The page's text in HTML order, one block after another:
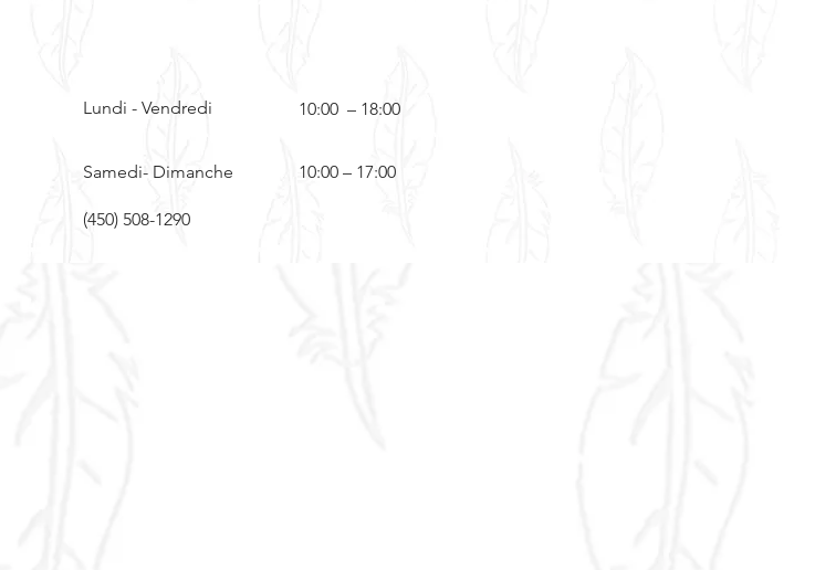
Lundi - Vendredi 10:00 – 18:00
Samedi- Dimanche 10:00 – 17:00
(450) 508-1290